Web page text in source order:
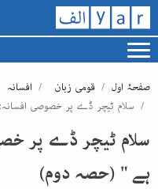
صفحۂ اول قومی زبان
افسانہ
سلام ٹیچر ڈے پر خصوصی
سلام ٹیچر ڈے پر
ہے " (حصہ دوم)